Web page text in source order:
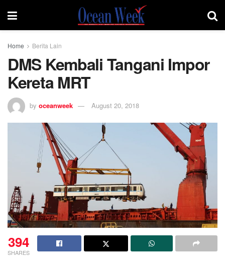
Home Berita Lain
DMS Kembali Tangani Impor
Kereta MRT
by oceanweek August 20, 2018
394
SHARES